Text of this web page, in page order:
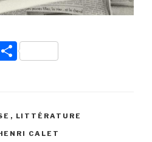
P
g
er
, LITTÉRATURE
CALET